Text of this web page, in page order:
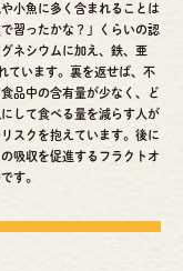
小魚に多く含まれることは
習ったかな？」くらいの認
ネシウムに加え、鉄、亜
ています。裏を返せば、不
品中の含有量が少なく、ど
して食べる量を減らす人が
スクを抱えています。後に
吸収を促進するフラクトオ
す。